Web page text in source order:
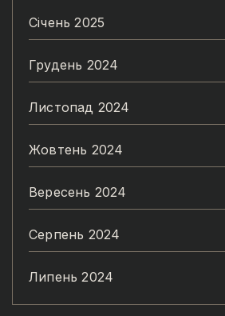
Січень 2025
Грудень 2024
Листопад 2024
Жовтень 2024
Вересень 2024
Серпень 2024
Липень 2024